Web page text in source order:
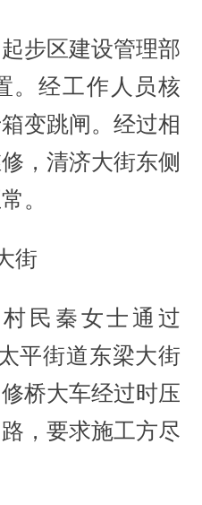
区建设管理部
。经工作人员核
变跳闸。经过相
，清济大街东侧
。
街
秦女士通过
平街道东梁大街
桥大车经过时压
，要求施工方尽